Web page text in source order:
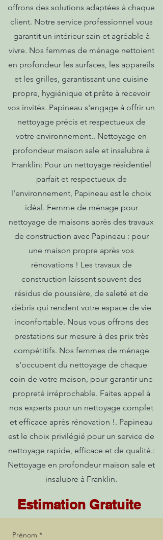
offrons des solutions adaptées à chaque
client. Notre service professionnel vous
garantit un intérieur sain et agréable à
vivre. Nos femmes de ménage nettoient
en profondeur les surfaces, les appareils
et les grilles, garantissant une cuisine
propre, hygiénique et prête à recevoir
vos invités. Papineau s'engage à offrir un
nettoyage précis et respectueux de
votre environnement.. Nettoyage en
profondeur maison sale et insalubre à
Franklin: Pour un nettoyage résidentiel
parfait et respectueux de
l'environnement, Papineau est le choix
idéal. Femme de ménage pour
nettoyage de maisons après des travaux
de construction avec Papineau : pour
une maison propre après vos
rénovations ! Les travaux de
construction laissent souvent des
résidus de poussière, de saleté et de
débris qui rendent votre espace de vie
inconfortable. Nous vous offrons des
prestations sur mesure à des prix très
compétitifs. Nos femmes de ménage
s'occupent du nettoyage de chaque
coin de votre maison, pour garantir une
propreté irréprochable. Faites appel à
nos experts pour un nettoyage complet
et efficace après rénovation !. Papineau
est le choix privilégié pour un service de
nettoyage rapide, efficace et de qualité.:
Nettoyage en profondeur maison sale et
insalubre à Franklin.
Estimation Gratuite
Prénom *